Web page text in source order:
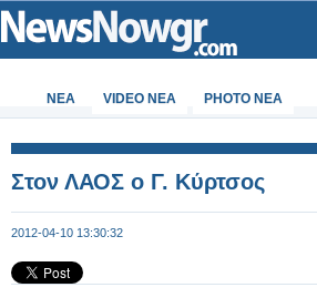
ΝΕΑ VIDEO NEA PHOTO NEA
Στον ΛΑΟΣ ο Γ. Κύρτσος
2012-04-10 13:30:32